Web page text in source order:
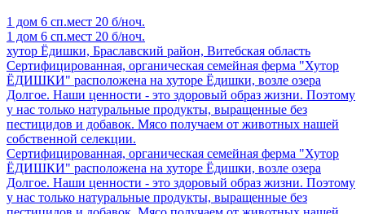
1 дом 6 сп.мест 20 б/ноч.
1 дом 6 сп.мест 20 б/ноч.
хутор Ёдишки, Браславский район, Витебская область
Сертифицированная, органическая семейная ферма "Хутор
ЁДИШКИ" расположена на хуторе Ёдишки, возле озера
Долгое. Наши ценности - это здоровый образ жизни. Поэтому
у нас только натуральные продукты, выращенные без
пестицидов и добавок. Мясо получаем от животных нашей
собственной селекции.
Сертифицированная, органическая семейная ферма "Хутор
ЁДИШКИ" расположена на хуторе Ёдишки, возле озера
Долгое. Наши ценности - это здоровый образ жизни. Поэтому
у нас только натуральные продукты, выращенные без